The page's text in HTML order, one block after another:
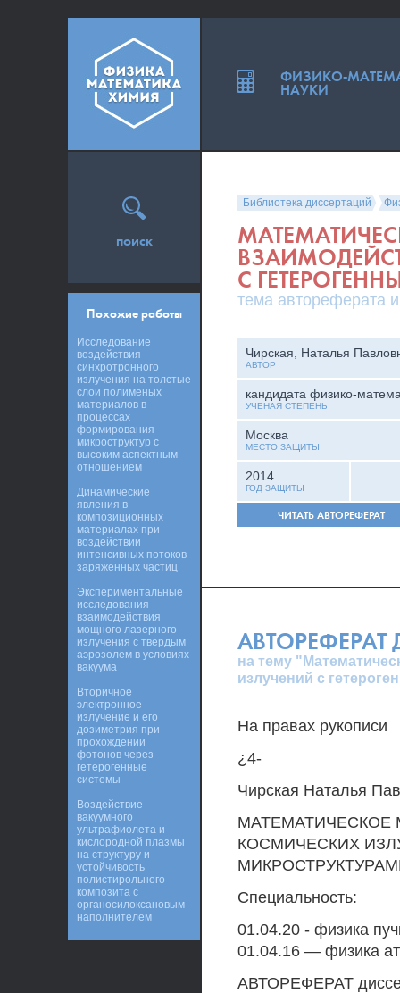
Библиотека диссертаций
С
тема автореферата
Чирская, Наталья
АВТОР
кандидата физико-
УЧЕНАЯ СТЕПЕНЬ
Москва
МЕСТО ЗАЩИТЫ
2014
ГОД ЗАЩИТЫ
ЧИТАТЬ АВТОРЕФЕРАТ
АВТОРЕФЕРАТ
на тему
излучений с
На правах рукописи
¿4-
Чирская Наталья
МАТЕМАТИЧЕСКОЕ
КОСМИЧЕСКИХ
Специальность:
01.04.20 - физика
01.04.16 — физика
АВТОРЕФЕРАТ
поиск
Похожие работы
Исследование
воздействия
синхротронного
излучения на толстые
слои полименых
материалов в
процессах
формирования
микроструктур с
высоким аспектным
отношением
Динамические
явления в
композиционных
материалах при
воздействии
интенсивных потоков
заряженных частиц
Экспериментальные
исследования
взаимодействия
мощного лазерного
излучения с твердым
аэрозолем в условиях
вакуума
Вторичное
электронное
излучение и его
дозиметрия при
прохождении
фотонов через
гетерогенные
системы
Воздействие
вакуумного
ультрафиолета и
кислородной плазмы
на структуру и
устойчивость
полистирольного
композита с
органосилоксановым
наполнителем
ФИЗИКО-
НАУКИ